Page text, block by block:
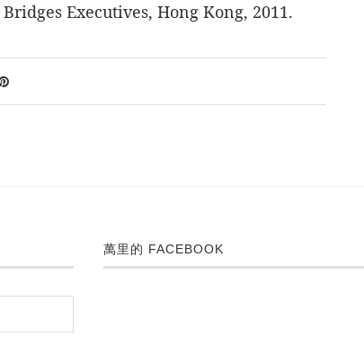
Bridges Executives, Hong Kong, 2011.
萬里的 FACEBOOK